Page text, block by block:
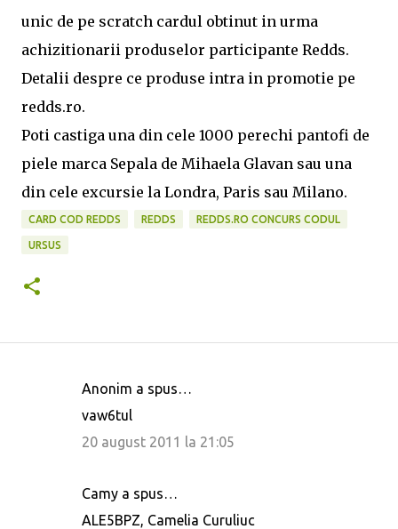
unic de pe scratch cardul obtinut in urma
achizitionarii produselor participante Redds.
Detalii despre ce produse intra in promotie pe
redds.ro.
Poti castiga una din cele 1000 perechi pantofi de
piele marca Sepala de Mihaela Glavan sau una
din cele excursie la Londra, Paris sau Milano.
CARD COD REDDS REDDS REDDS.RO CONCURS CODUL
URSUS
Anonim a spus…
vaw6tul
20 august 2011 la 21:05
Camy a spus…
ALE5BPZ, Camelia Curuliuc